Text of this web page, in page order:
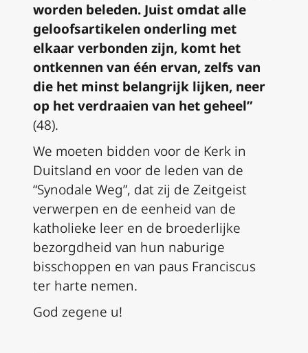
worden beleden. Juist omdat alle
geloofsartikelen onderling met
elkaar verbonden zijn, komt het
ontkennen van één ervan, zelfs van
die het minst belangrijk lijken, neer
op het verdraaien van het geheel”
(48).
We moeten bidden voor de Kerk in
Duitsland en voor de leden van de
“Synodale Weg”, dat zij de Zeitgeist
verwerpen en de eenheid van de
katholieke leer en de broederlijke
bezorgdheid van hun naburige
bisschoppen en van paus Franciscus
ter harte nemen.
God zegene u!